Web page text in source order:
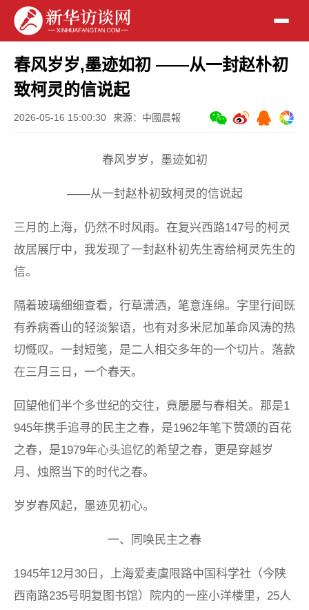
春风岁岁,墨迹如初 ——从一封赵朴初
致柯灵的信说起
2026-05-16 15:00:30 来源：中國晨報
春风岁岁，墨迹如初
——从一封赵朴初致柯灵的信说起
三月的上海，仍然不时风雨。在复兴西路147号的柯灵
故居展厅中，我发现了一封赵朴初先生寄给柯灵先生的
信。
隔着玻璃细细查看，行草潇洒，笔意连绵。字里行间既
有养病香山的轻淡絮语，也有对多米尼加革命风涛的热
切慨叹。一封短笺，是二人相交多年的一个切片。落款
在三月三日，一个春天。
回望他们半个多世纪的交往，竟屡屡与春相关。那是1
945年携手追寻的民主之春，是1962年笔下赞颂的百花
之春，是1979年心头追忆的希望之春，更是穿越岁
月、烛照当下的时代之春。
岁岁春风起，墨迹见初心。
一、同唤民主之春
1945年12月30日，上海爱麦虞限路中国科学社（今陕
西南路235号明复图书馆）院内的一座小洋楼里，25人